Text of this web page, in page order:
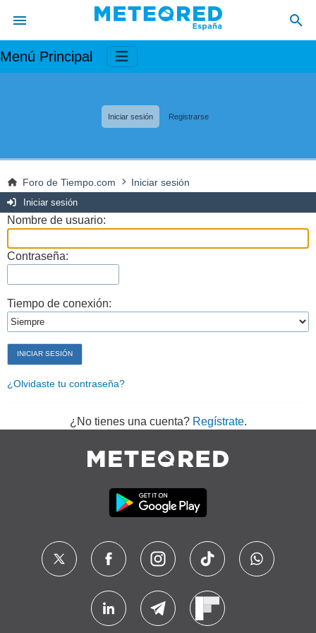
Menú Principal
Iniciar sesión Registrarse
Foro de Tiempo.com Iniciar sesión
Iniciar sesión
Nombre de usuario:
Contraseña:
Tiempo de conexión:
¿Olvidaste tu contraseña?
¿No tienes una cuenta? Regístrate.